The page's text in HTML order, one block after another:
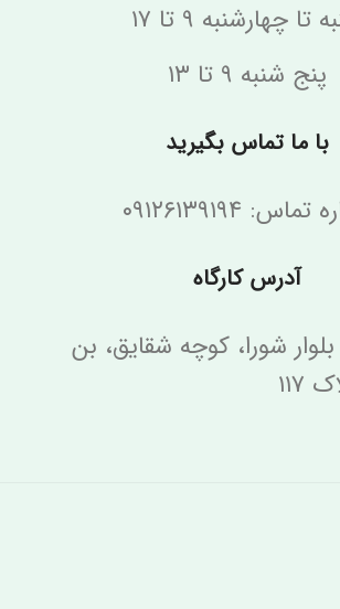
تا چهارشنبه ۹ تا ۱۷
پنج شنبه ۹ تا ۱۳
با ما تماس بگیرید
۰۹۱۲۶۱۳۹۱۹۴
آدرس کارگاه
بلوار شورا، کوچه شقایق، بن